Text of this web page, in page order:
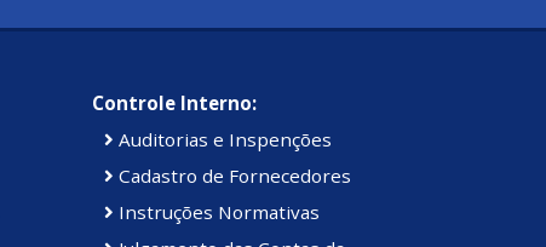
Controle Interno:
Auditorias e Inspenções
Cadastro de Fornecedores
Instruções Normativas